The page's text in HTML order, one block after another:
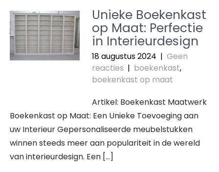
Unieke Boekenkast
op Maat: Perfectie
in Interieurdesign
18 augustus 2024 | Geen
reacties | boekenkast,
boekenkast op maat
Artikel: Boekenkast Maatwerk
Boekenkast op Maat: Een Unieke Toevoeging aan
uw Interieur Gepersonaliseerde meubelstukken
winnen steeds meer aan populariteit in de wereld
van interieurdesign. Een […]